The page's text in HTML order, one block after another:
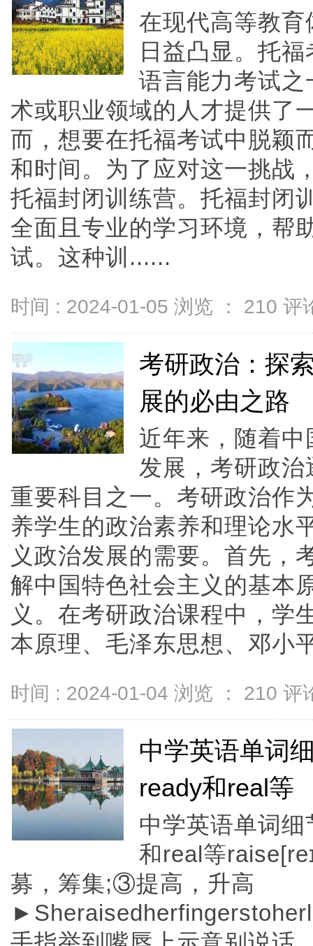
在现代高等教
日益凸显。托
语言能力考试
术或职业领域的人才提供了
而，想要在托福考试中脱颖
和时间。为了应对这一挑战
托福封闭训练营。托福封闭
全面且专业的学习环境，帮
试。这种训......
时间 : 2024-01-05 浏览 ： 210 评
考研政治：探
展的必由之路
近年来，随着
发展，考研政
重要科目之一。考研政治作
养学生的政治素养和理论水
义政治发展的需要。首先，
解中国特色社会主义的基本
义。在考研政治课程中，学
本原理、毛泽东思想、邓小
时间 : 2024-01-04 浏览 ： 210 评
中学英语单词
ready和real等
中学英语单词
和real等
募，筹集;③提高，升高